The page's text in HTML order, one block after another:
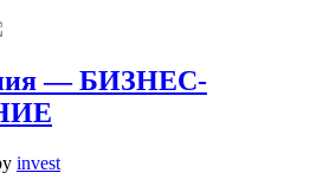
— БИЗНЕС-
invest